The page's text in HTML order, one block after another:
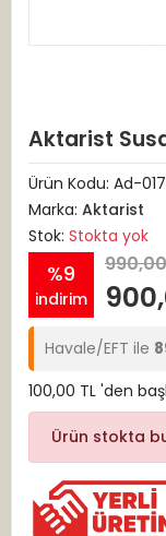
Aktarist
Ürün Kodu: Ad-
Marka: Aktarist
Stok: Stokta yok
%9
indirim
Havale/EFT ile
100,00 TL 'den
Ürün stokta